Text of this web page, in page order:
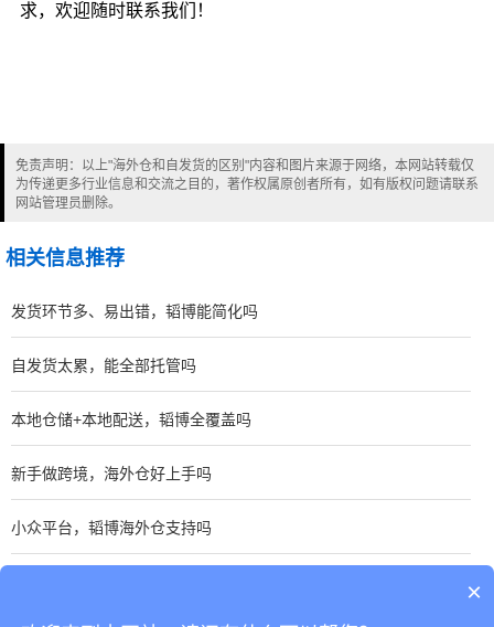
求，欢迎随时联系我们！
免责声明：以上"海外仓和自发货的区别"内容和图片来源于网络，本网站转载仅
为传递更多行业信息和交流之目的，著作权属原创者所有，如有版权问题请联系
网站管理员删除。
相关信息推荐
发货环节多、易出错，韬博能简化吗
自发货太累，能全部托管吗
本地仓储+本地配送，韬博全覆盖吗
新手做跨境，海外仓好上手吗
小众平台，韬博海外仓支持吗
×